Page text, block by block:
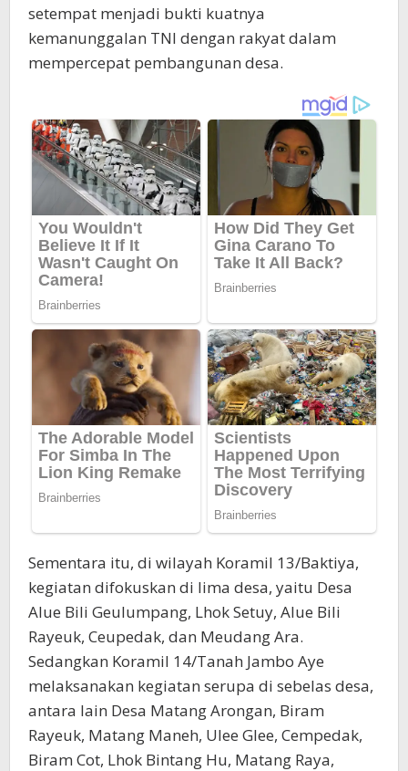
setempat menjadi bukti kuatnya
kemanunggalan TNI dengan rakyat dalam
mempercepat pembangunan desa.
Sementara itu, di wilayah Koramil 13/Baktiya,
kegiatan difokuskan di lima desa, yaitu Desa
Alue Bili Geulumpang, Lhok Setuy, Alue Bili
Rayeuk, Ceupedak, dan Meudang Ara.
Sedangkan Koramil 14/Tanah Jambo Aye
melaksanakan kegiatan serupa di sebelas desa,
antara lain Desa Matang Arongan, Biram
Rayeuk, Matang Maneh, Ulee Glee, Cempedak,
Biram Cot, Lhok Bintang Hu, Matang Raya,